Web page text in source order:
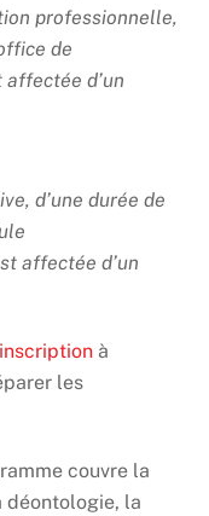
professionnelle,
de
d’un
d’une durée de
affectée d’un
à
les
couvre la
déontologie, la